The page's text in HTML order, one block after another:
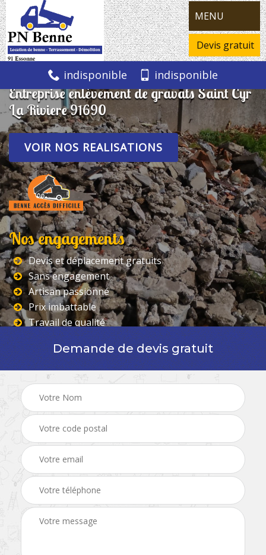
MENU
Devis gratuit
indisponible indisponible
Entreprise enlèvement de gravats Saint Cyr
La Riviere 91690
VOIR NOS REALISATIONS
Nos engagements
Devis et déplacement gratuits
Sans engagement
Artisan passionné
Prix imbattable
Travail de qualité
Demande de devis gratuit